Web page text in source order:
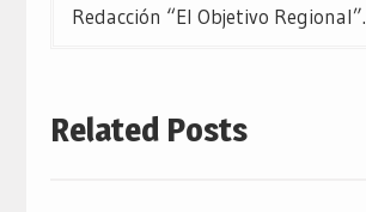
Redacción “El Objetivo Regional”.
Related Posts